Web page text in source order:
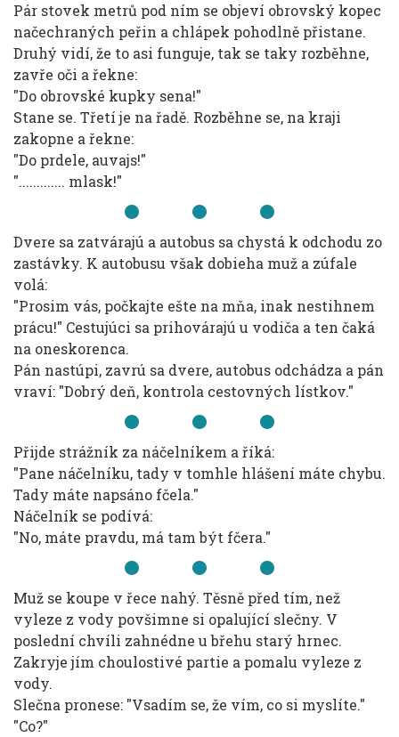
Pár stovek metrů pod ním se objeví obrovský kopec
načechraných peřin a chlápek pohodlně přistane.
Druhý vidí, že to asi funguje, tak se taky rozběhne,
zavře oči a řekne:
"Do obrovské kupky sena!"
Stane se. Třetí je na řadě. Rozběhne se, na kraji
zakopne a řekne:
"Do prdele, auvajs!"
"............. mlask!"
Dvere sa zatvárajú a autobus sa chystá k odchodu zo
zastávky. K autobusu však dobieha muž a zúfale
volá:
"Prosim vás, počkajte ešte na mňa, inak nestihnem
prácu!" Cestujúci sa prihovárajú u vodiča a ten čaká
na oneskorenca.
Pán nastúpi, zavrú sa dvere, autobus odchádza a pán
vraví: "Dobrý deň, kontrola cestovných lístkov."
Přijde strážník za náčelníkem a říká:
"Pane náčelníku, tady v tomhle hlášení máte chybu.
Tady máte napsáno fčela."
Náčelník se podívá:
"No, máte pravdu, má tam být fčera."
Muž se koupe v řece nahý. Těsně před tím, než
vyleze z vody povšimne si opalující slečny. V
poslední chvíli zahnédne u břehu starý hrnec.
Zakryje jím choulostivé partie a pomalu vyleze z
vody.
Slečna pronese: "Vsadím se, že vím, co si myslíte."
"Co?"